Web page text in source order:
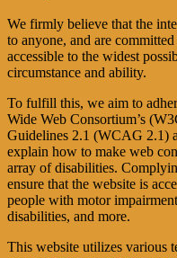
We firmly believe that the
to anyone, and are
accessible to the widest
circumstance and ability.
To fulfill this, we aim to
Wide Web Consortium’s
Guidelines 2.1 (WCAG 2.1)
explain how to make web
array of disabilities.
ensure that the website is
people with motor
disabilities, and more.
This website utilizes various